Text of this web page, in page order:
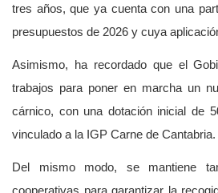
tres años, que ya cuenta con una
presupuestos de 2026 y cuya
Asimismo, ha recordado que el
trabajos para poner en marcha un
cárnico, con una dotación inicial de
vinculado a la IGP Carne de Cantabria.
Del mismo modo, se mantiene